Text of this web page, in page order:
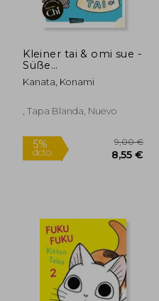
5%
dcto.
Kleiner tai & omi sue -
Süße
Katzenabenteuer 3:
Neues von »Kleine
Katzenexpertin
Kanata, Konami
, Tapa Blanda, Nuevo